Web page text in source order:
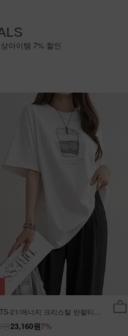
아이템 7% 할인
21/에너지 크리스탈 반팔티
7%
23,160원